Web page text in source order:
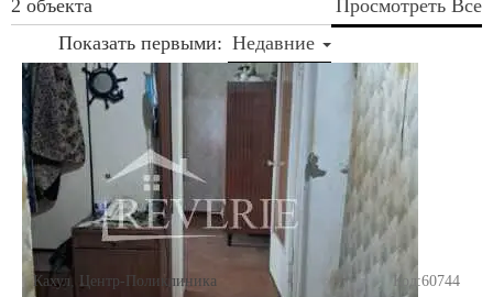
Просмотреть Все
2 объекта
Показать первыми: Недавние
Кахул Центр-Поликлиника Код:60744